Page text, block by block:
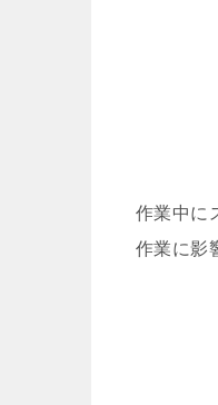
作業中に
作業に影